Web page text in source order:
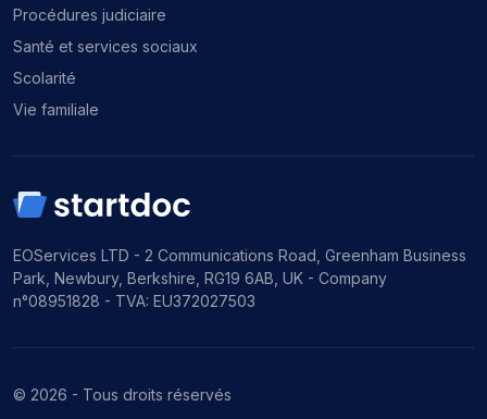
Procédures judiciaire
Santé et services sociaux
Scolarité
Vie familiale
EOServices LTD - 2 Communications Road, Greenham Business
Park, Newbury, Berkshire, RG19 6AB, UK - Company
n°08951828 - TVA: EU372027503
© 2026 - Tous droits réservés